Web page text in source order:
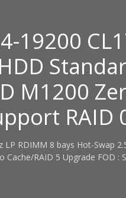
19200
M1200
RAID
RDIMM 8 bays Hot-Swap
RAID 5 Upgrade FOD :